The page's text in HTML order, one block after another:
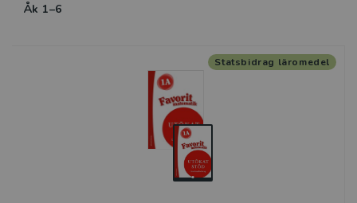
Åk 1–6
Statsbidrag läromedel